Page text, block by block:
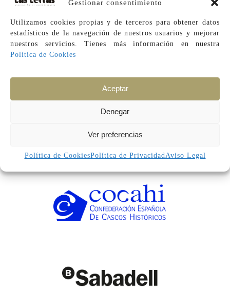
Gestionar consentimiento
Utilizamos cookies propias y de terceros para obtener datos
estadísticos de la navegación de nuestros usuarios y mejorar
nuestros servicios. Tienes más información en
nuestra
Política de Cookies
Aceptar
Denegar
Ver preferencias
Política de CookiesPolítica de Privacidad Aviso Legal
Teléfono: (+34) 91 389 63 37